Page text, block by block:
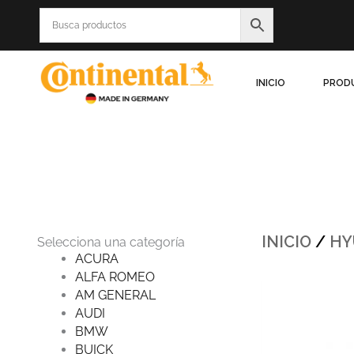
INICIO
Selecciona una categoría
ACURA
ALFA ROMEO
AM GENERAL
AUDI
BMW
BUICK
INICIO/